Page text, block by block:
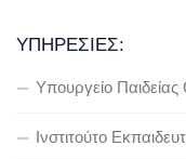
ΥΠΗΡΕΣΊΕΣ:
Υπουργείο
Ινστιτούτο